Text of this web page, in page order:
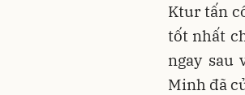
Ktur tấn
tốt nhất
ngay sau
Minh đã